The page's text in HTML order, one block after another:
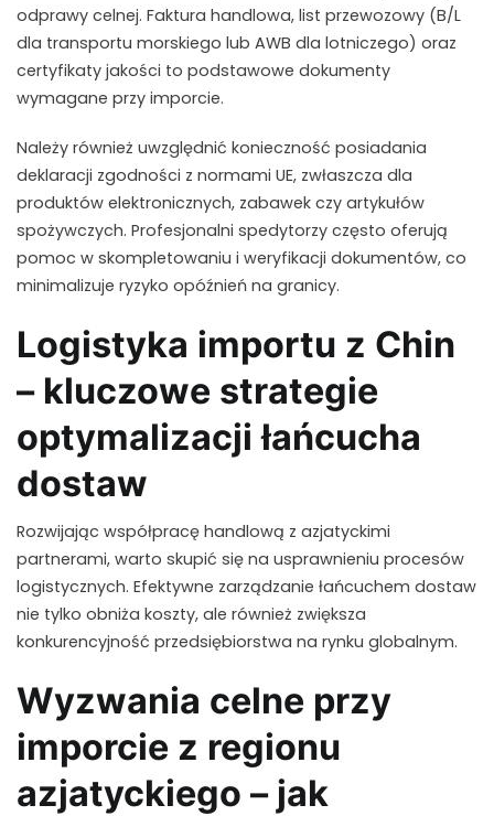
odprawy celnej. Faktura handlowa, list przewozowy (B/L
dla transportu morskiego lub AWB dla lotniczego) oraz
certyfikaty jakości to podstawowe dokumenty
wymagane przy imporcie.
Należy również uwzględnić konieczność posiadania
deklaracji zgodności z normami UE, zwłaszcza dla
produktów elektronicznych, zabawek czy artykułów
spożywczych. Profesjonalni spedytorzy często oferują
pomoc w skompletowaniu i weryfikacji dokumentów, co
minimalizuje ryzyko opóźnień na granicy.
Logistyka importu z Chin
– kluczowe strategie
optymalizacji łańcucha
dostaw
Rozwijając współpracę handlową z azjatyckimi
partnerami, warto skupić się na usprawnieniu procesów
logistycznych. Efektywne zarządzanie łańcuchem dostaw
nie tylko obniża koszty, ale również zwiększa
konkurencyjność przedsiębiorstwa na rynku globalnym.
Wyzwania celne przy
imporcie z regionu
azjatyckiego – jak